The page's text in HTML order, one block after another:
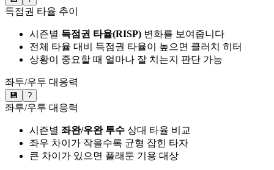
득점권 타율 추이
시즌별 득점권 타율(RISP) 변화를 보여줍니다
전체 타율 대비 득점권 타율이 높으면 클러치 히터
상황이 중요할 때 얼마나 잘 치는지 판단 가능
좌투/우투 대응력
💾 ?
좌투/우투 대응력
시즌별 좌완/우완 투수 상대 타율 비교
좌우 차이가 작을수록 균형 잡힌 타자
큰 차이가 있으면 플래툰 기용 대상